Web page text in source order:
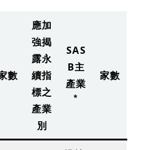
數
應加
強揭
露永
續指
標之
產業
別
SAS
B主
產業
*
家數